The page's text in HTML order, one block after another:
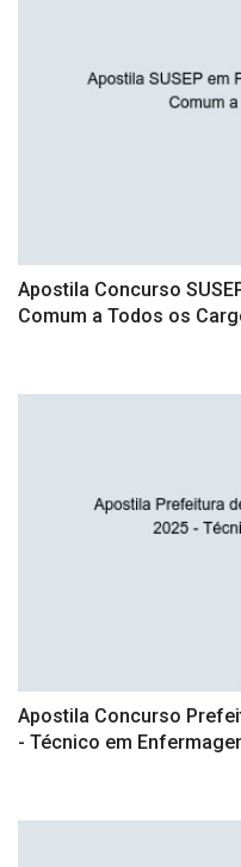
Apostila Concurso
Comum a Todos os
Apostila Concurso
- Técnico em